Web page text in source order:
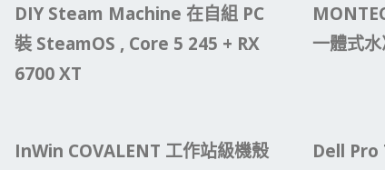
DIY Steam Machine 在自組 PC
裝 SteamOS , Core 5 245 + RX
6700 XT
一體式
InWin COVALENT 工作站級機殼
Dell Pro